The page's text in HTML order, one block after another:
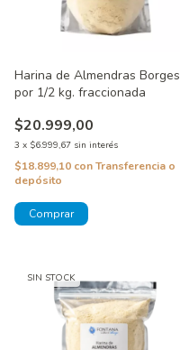
Harina de Almendras Borges
por 1/2 kg. fraccionada
$20.999,00
3 x $6.999,67 sin interés
$18.899,10 conTransferencia o
depósito
SIN STOCK